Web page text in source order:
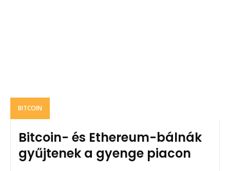
BITCOIN
Bitcoin- és Ethereum-bálnák
gyűjtenek a gyenge piacon